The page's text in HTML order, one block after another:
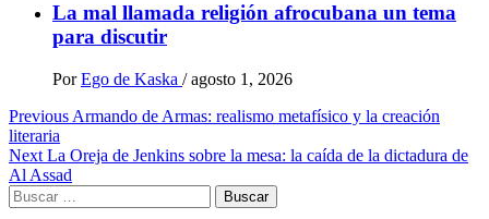
La mal llamada religión afrocubana un tema
para discutir
Por Ego de Kaska / agosto 1, 2026
Post
navigation
Previous Armando de Armas: realismo metafísico y la creación
literaria
Next La Oreja de Jenkins sobre la mesa: la caída de la dictadura de
Al Assad
Buscar: